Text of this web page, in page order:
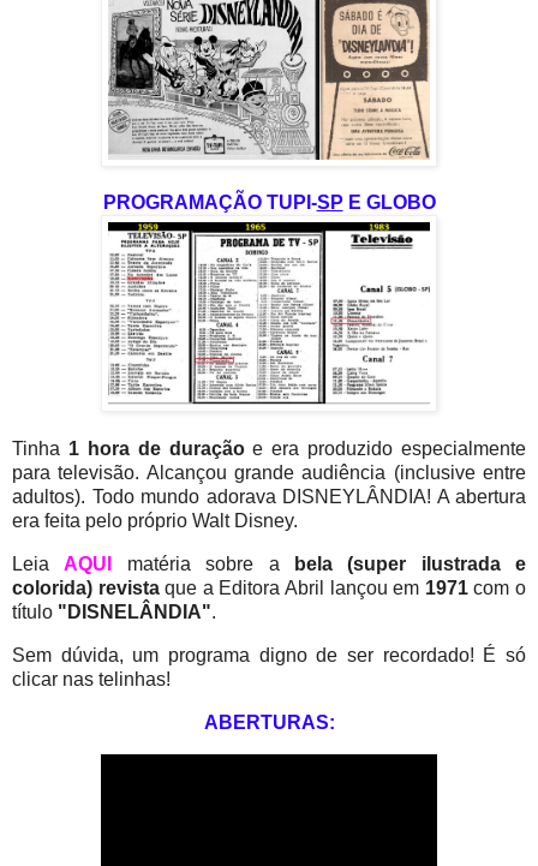
PROGRAMAÇÃO TUPI-SP E GLOBO
Tinha 1 hora de duraçãoe era produzido especialmente
para televisão. Alcançou grande audiência (inclusive entre
adultos). Todo mundo adorava DISNEYLÂNDIA! A abertura
era feita pelo próprio Walt Disney.
LeiaAQUI matéria sobre a
bela (super ilustrada e
colorida) revistaque a Editora Abril lançou em 1971com o
título "DISNELÂNDIA".
Sem dúvida, um programa digno de ser recordado! É só
clicar nas telinhas!
ABERTURAS: